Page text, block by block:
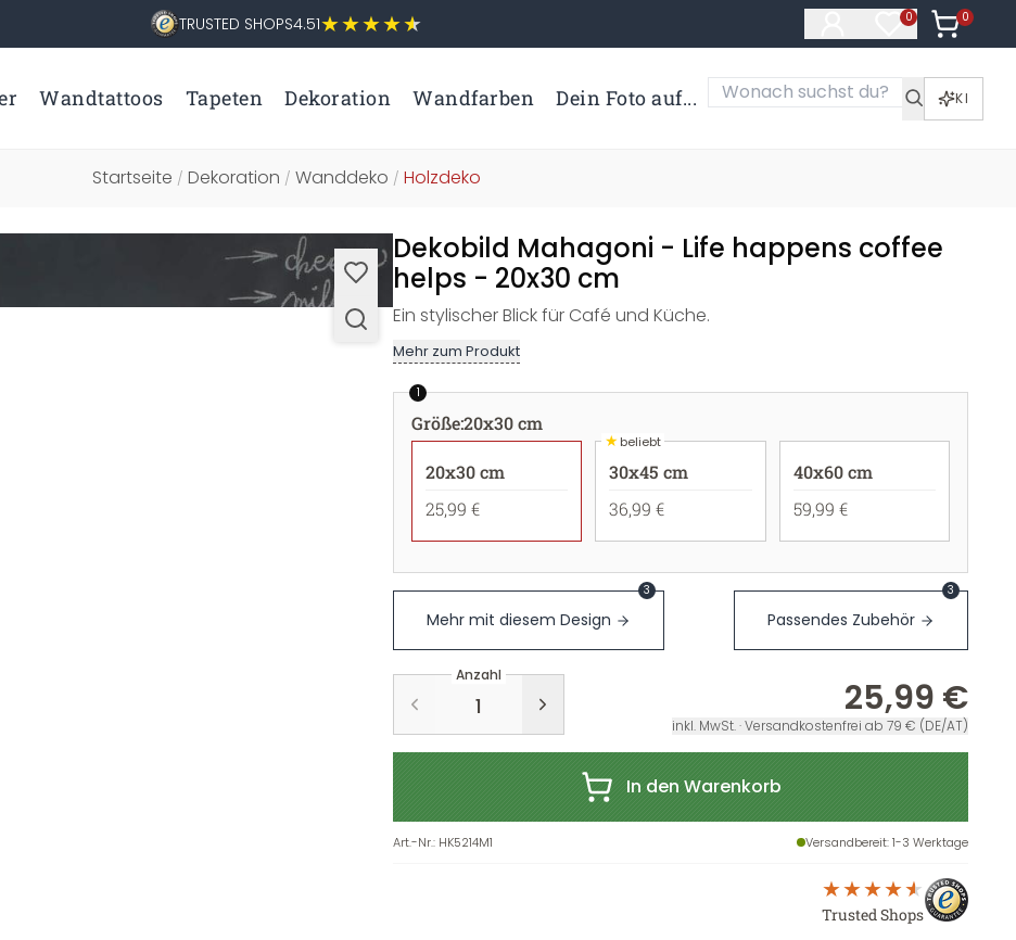
TRUSTED SHOPS4.51 0
Artikel im
0
Artikel
Wandtattoos Tapeten Dekoration Wandfarben Dein Foto auf... KI
Startseite / Dekoration / Wanddeko / Holzdeko
Dekobild Mahagoni - Life happens coffee
helps - 20x30 cm
Ein stylischer Blick für Café und Küche.
Mehr zum Produkt
1
Größe:20x30 cm
20x30 cm
25,99 €
★beliebt
30x45 cm
36,99 €
40x60 cm
59,99 €
Mehr mit diesem Design
3
Passendes Zubehör
3
Anzahl
25,99 €
inkl. MwSt. · Versandkostenfrei ab 79 € (DE/AT)
In den Warenkorb
Art.-Nr.: HK5214M1 Versandbereit: 1-3 Werktage
Trusted Shops